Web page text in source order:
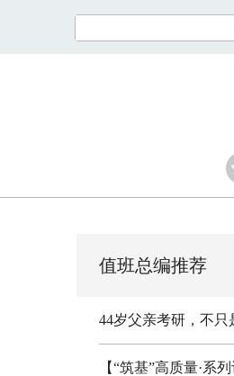
值班总编推荐
44岁父亲考研，不只
【“筑基”高质量·系